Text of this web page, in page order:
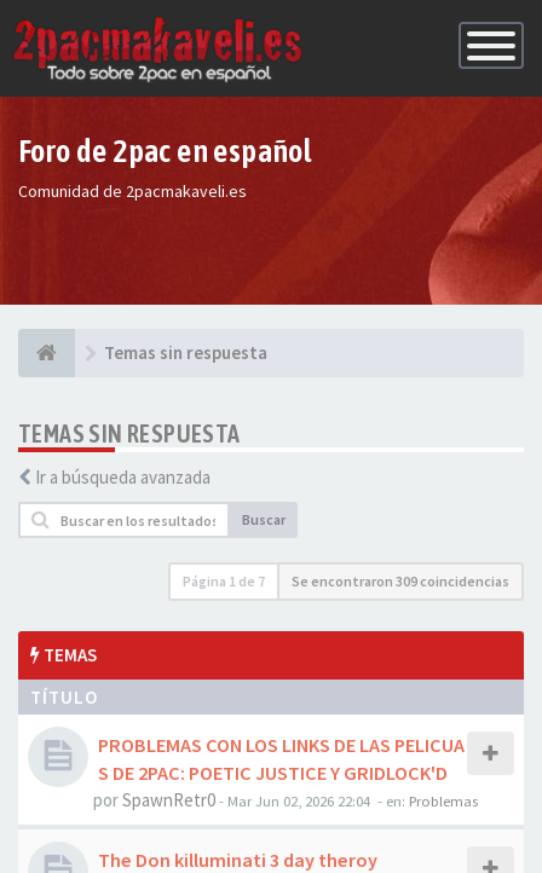
de
Foro de 2pac en español
Comunidad de 2pacmakaveli.es
Temas sin respuesta
TEMAS SIN RESPUESTA
Ir a búsqueda avanzada
Buscar
Página 1 de 7 Se encontraron 309 coincidencias
TEMAS
TÍTULO
PROBLEMAS CON LOS LINKS DE LAS PELICUA
S DE 2PAC: POETIC JUSTICE Y GRIDLOCK'D
porSpawnRetr0- Mar Jun 02, 2026 22:04 - en: Problemas
The Don killuminati 3 day theroy